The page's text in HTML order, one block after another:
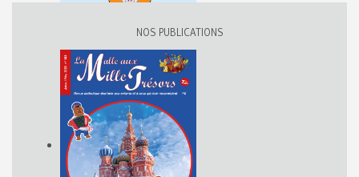
NOS PUBLICATIONS